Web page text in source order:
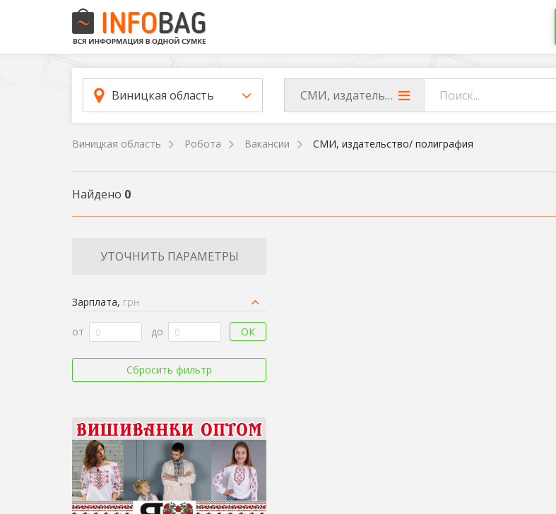
Виницкая область СМИ, издательство/ полиграфия
Виницкая область Робота Вакансии СМИ, издательство/ полиграфия
Найдено 0
УТОЧНИТЬ ПАРАМЕТРЫ
Зарплата, грн
от до ОК
Сбросить фильтр